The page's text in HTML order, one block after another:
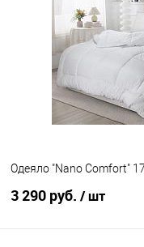
Одеяло "Nano Comfort"
3 290 руб. / шт